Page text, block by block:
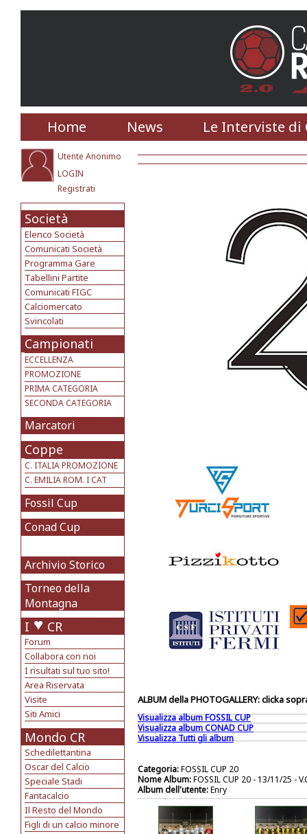
Home News Le Interviste di
Utente Anonimo
LOGIN
Registrati
Società
Elenco Società
Comunicati Società
Programma Gare
Tabellini Partite
Comunicati FIGC
Calciomercato
Svincolati
Campionati
ECCELLENZA
PROMOZIONE
PRIMA CATEGORIA
SECONDA CATEGORIA
Marcatori
Coppe
C. ITALIA PROMOZIONE
C. EMILIA ROM. I CAT
Fossil Cup
Conad Cup
Archivio Storico
Torneo della
Montagna
I CR
Forum
Collabora con noi
I risultati sul tuo sito!
Area Riservata
Visite
Siti Amici
Mondo CR
Schedilettantina
Oscar del Calcio
Speciale Stadi
Fantacalcio
Il Resto del Mondo
Figli di un calcio minore
ALBUM della PHOTOGALLERY: clicka
Visualizza album FOSSIL CUP
Visualizza album CONAD CUP
Visualizza Tutti gli album
Categoria:FOSSIL CUP 20
Nome Album:FOSSIL CUP 20 - 13/11/25 -
Album dell'utente:Enry